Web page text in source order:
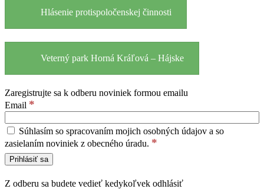
Hlásenie protispoločenskej činnosti
Veterný park Horná Kráľová – Hájske
Zaregistrujte sa k odberu noviniek formou emailu
Email *
Súhlasím so spracovaním mojich osobných údajov a so
zasielaním noviniek z obecného úradu. *
Z odberu sa budete vedieť kedykoľvek odhlásiť